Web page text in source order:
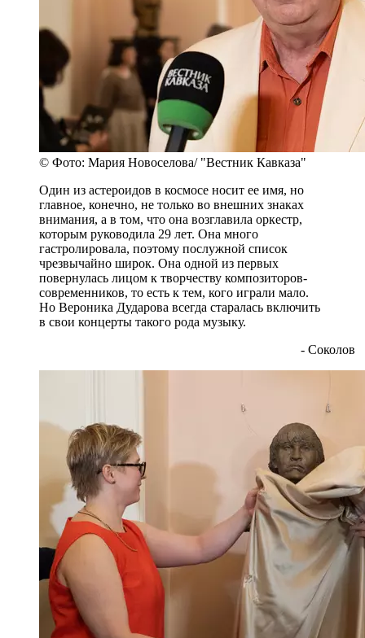
© Фото: Мария Новоселова/ "Вестник Кавказа"
Один из астероидов в космосе носит ее имя, но
главное, конечно, не только во внешних знаках
внимания, а в том, что она возглавила оркестр,
которым руководила 29 лет. Она много
гастролировала, поэтому послужной список
чрезвычайно широк. Она одной из первых
повернулась лицом к творчеству композиторов-
современников, то есть к тем, кого играли мало.
Но Вероника Дударова всегда старалась включить
в свои концерты такого рода музыку.
- Соколов